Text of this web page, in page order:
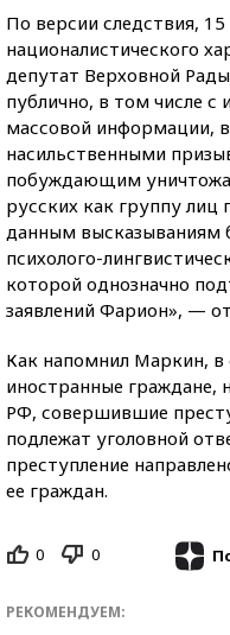
По версии следствия,
националистического
депутат Верховной
публично, в том числе с
массовой информации,
насильственными
побуждающим
русских как группу лиц
данным высказываниям
психолого-
которой однозначно
заявлений Фарион», —
Как напомнил Маркин, в
иностранные
РФ, совершившие
подлежат уголовной
преступление
ее граждан.
0 0
РЕКОМЕНДУЕМ: